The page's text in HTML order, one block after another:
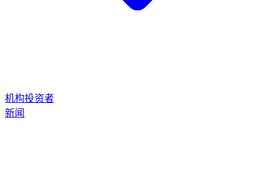
机构投资者
新闻